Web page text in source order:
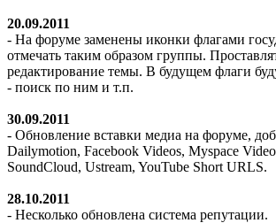
20.09.2011
- На форуме заменены иконки флагами
отмечать таким образом группы.
редактирование темы. В будущем флаги
- поиск по ним и т.п.
30.09.2011
- Обновление вставки медиа на форуме,
Dailymotion, Facebook Videos, Myspace
SoundCloud, Ustream, YouTube Short URLS.
28.10.2011
- Несколько обновлена система репутации.